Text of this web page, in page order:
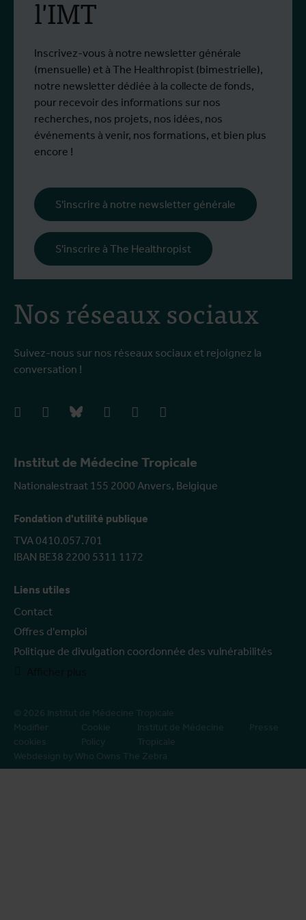
à Bunia
Depuis le début de l'épidémie, plus de
de 430 sont décédées.
Institut de Médecine Tropicale
Nationalestraat 155 2000 Anvers, Belgique
Fondation d'utilité publique
TVA 0410.057.701
IBAN BE38 2200 5311 1172
Liens utiles
Contact
Offres d'emploi
Politique de divulgation coordonnée des vulnérabilités
Nos réseaux sociaux
Suivez-nous sur nos réseaux sociaux et rejoignez la
conversation !
instagrambluesky
l'IMT
Inscrivez-vous à notre newsletter générale
(mensuelle) et à The Healthropist (bimestrielle),
notre newsletter dédiée à la collecte de fonds,
pour recevoir des informations sur nos
recherches, nos projets, nos idées, nos
événements à venir, nos formations, et bien plus
encore !
S'inscrire à notre newsletter générale
S'inscrire à The Healthropist
© 2026 Institut de Médecine Tropicale
Modifier
cookies
Cookie
Policy
Institut de Médecine
Tropicale
Presse
Webdesign by Who Owns The Zebra